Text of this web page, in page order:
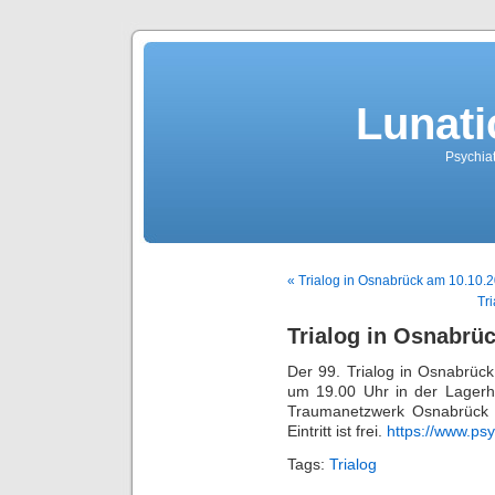
« Trialog in Osnabrück am
Trialog in
Der 99. Trialog in
um 19.00 Uhr in der
Traumanetzwerk
Eintritt ist frei. https://
Tags: Trialog